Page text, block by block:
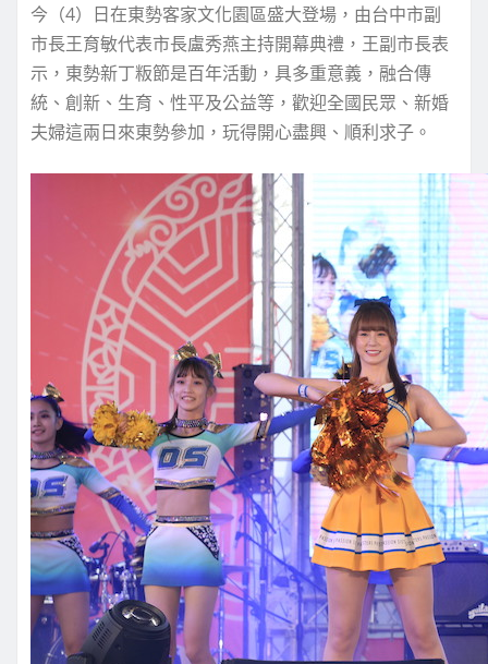
今（4）日在東勢客家文化園區盛大登場，由台中市副
市長王育敏代表市長盧秀燕主持開幕典禮，王副市長表
示，東勢新丁粄節是百年活動，具多重意義，融合傳
統、創新、生育、性平及公益等，歡迎全國民眾、新婚
夫婦這兩日來東勢參加，玩得開心盡興、順利求子。